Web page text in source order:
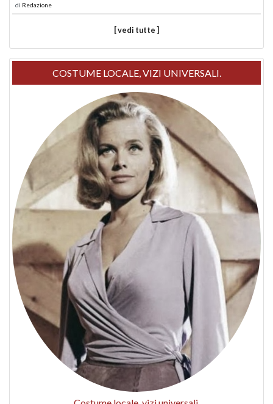
di Redazione
[ vedi tutte ]
COSTUME LOCALE, VIZI UNIVERSALI.